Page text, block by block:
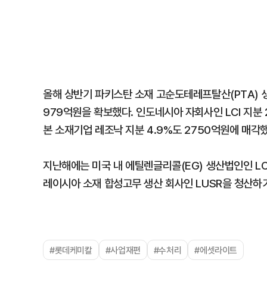
올해 상반기 파키스탄 소재 고순도테레프탈산
979억원을 확보했다. 인도네시아 자회사인 LCI 지
본 소재기업 레조낙 지분 4.9%도 2750억원에 매각
지난해에는 미국 내 에틸렌글리콜(EG) 생산법인인
레이시아 소재 합성고무 생산 회사인 LUSR을 청산하
#롯데케미칼 #사업재편 #수처리 #에셋라이트